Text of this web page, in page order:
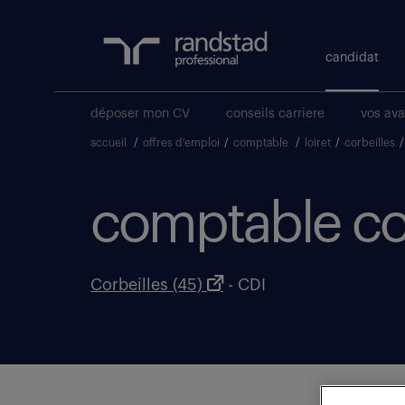
candidat
déposer mon CV conseils carriere vos
accueil / offres d'emploi / comptable / loiret / corbeilles /
comptable
Corbeilles (45) - CDI